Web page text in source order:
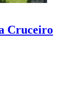
Cruceiro